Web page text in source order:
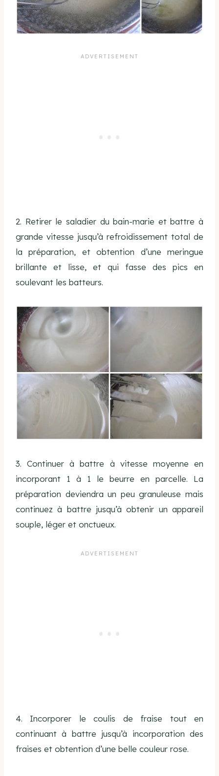
2. Retirer le saladier du bain-marie et battre à
grande vitesse jusqu’à refroidissement total de
la préparation, et obtention d’une meringue
brillante et lisse, et qui fasse des pics en
soulevant les batteurs.
3. Continuer à battre à vitesse moyenne en
incorporant 1 à 1 le beurre en parcelle. La
préparation deviendra un peu granuleuse mais
continuez à battre jusqu’à obtenir un appareil
souple, léger et onctueux.
4. Incorporer le coulis de fraise tout en
continuant à battre jusqu’à incorporation des
fraises et obtention d’une belle couleur rose.